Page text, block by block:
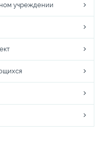
учреждении